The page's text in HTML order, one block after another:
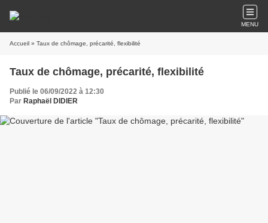
MENU
Accueil » Taux de chômage, précarité, flexibilité
Taux de chômage, précarité, flexibilité
Publié le 06/09/2022 à 12:30
Par Raphaël DIDIER